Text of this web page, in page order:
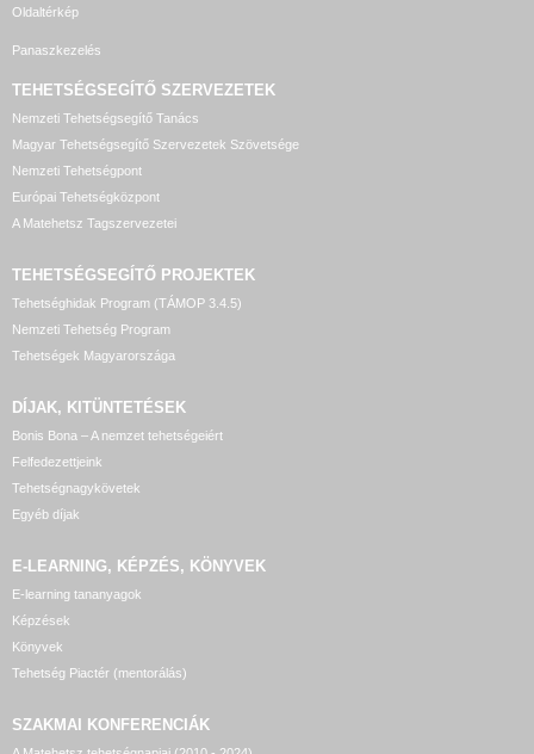
Oldaltérkép
Panaszkezelés
TEHETSÉGSEGÍTŐ SZERVEZETEK
Nemzeti Tehetségsegítő Tanács
Magyar Tehetségsegítő Szervezetek Szövetsége
Nemzeti Tehetségpont
Európai Tehetségközpont
A Matehetsz Tagszervezetei
TEHETSÉGSEGÍTŐ PROJEKTEK
Tehetséghidak Program (TÁMOP 3.4.5)
Nemzeti Tehetség Program
Tehetségek Magyarországa
DÍJAK, KITÜNTETÉSEK
Bonis Bona – A nemzet tehetségeiért
Felfedezettjeink
Tehetségnagykövetek
Egyéb díjak
E-LEARNING, KÉPZÉS, KÖNYVEK
E-learning tananyagok
Képzések
Könyvek
Tehetség Piactér (mentorálás)
SZAKMAI KONFERENCIÁK